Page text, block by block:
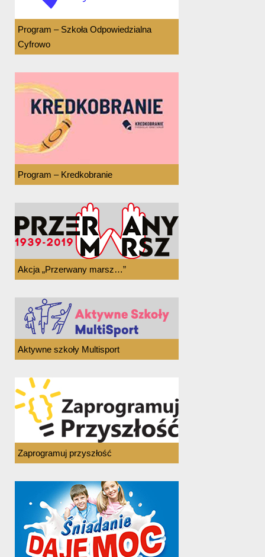
Program – Szkoła Odpowiedzialna
Cyfrowo
Program – Kredkobranie
Akcja „Przerwany marsz…”
Aktywne szkoły Multisport
Zaprogramuj przyszłość